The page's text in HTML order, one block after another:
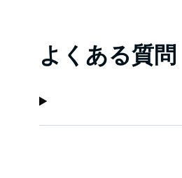
よくある質問